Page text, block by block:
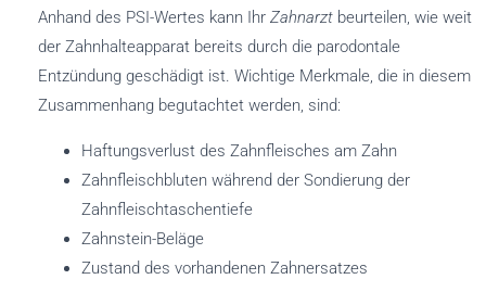
Anhand des PSI-Wertes kann Ihr Zahnarzt beurteilen, wie weit
der Zahnhalteapparat bereits durch die parodontale
Entzündung geschädigt ist. Wichtige Merkmale, die in diesem
Zusammenhang begutachtet werden, sind:
Haftungsverlust des Zahnfleisches am Zahn
Zahnfleischbluten während der Sondierung der
Zahnfleischtaschentiefe
Zahnstein-Beläge
Zustand des vorhandenen Zahnersatzes